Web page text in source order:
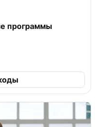
программы